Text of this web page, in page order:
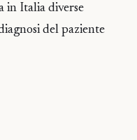
in Italia diverse
del paziente